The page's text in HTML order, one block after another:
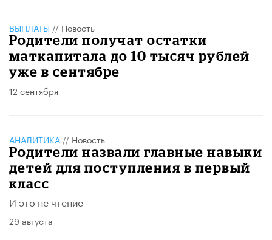
ВЫПЛАТЫ // Новость
Родители получат остатки
маткапитала до 10 тысяч рублей
уже в сентябре
12 сентября
АНАЛИТИКА // Новость
Родители назвали главные навыки
детей для поступления в первый
класс
И это не чтение
29 августа